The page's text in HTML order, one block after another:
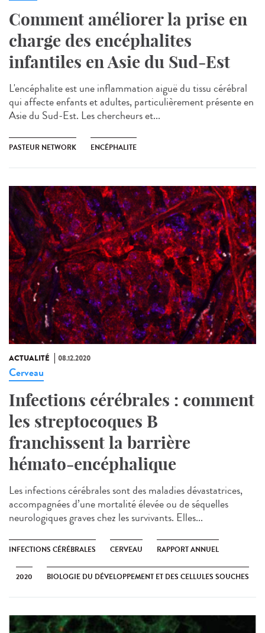
Comment améliorer la prise en
charge des encéphalites
infantiles en Asie du Sud-Est
L'encéphalite est une inflammation aiguë du tissu cérébral
qui affecte enfants et adultes, particulièrement présente en
Asie du Sud-Est. Les chercheurs et...
PASTEUR NETWORK ENCÉPHALITE
ACTUALITÉ 08.12.2020
Cerveau
Infections cérébrales : comment
les streptocoques B
franchissent la barrière
hémato-encéphalique
Les infections cérébrales sont des maladies dévastatrices,
accompagnées d’une mortalité élevée ou de séquelles
neurologiques graves chez les survivants. Elles...
INFECTIONS CÉRÉBRALES CERVEAU RAPPORT ANNUEL
2020 BIOLOGIE DU DÉVELOPPEMENT ET DES CELLULES SOUCHES